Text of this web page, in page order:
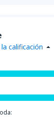
calificación